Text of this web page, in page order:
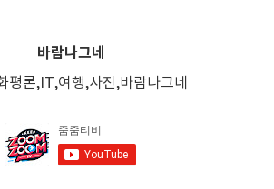
바람나그네
평론,IT,여행,사진,바람나그네